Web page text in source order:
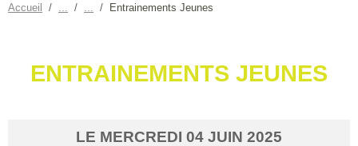
Accueil Entrainements Jeunes
ENTRAINEMENTS JEUNES
LE MERCREDI 04 JUIN 2025